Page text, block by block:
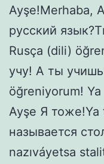
Ayşe!Merhaba,
русский
Rusça (dili)
учу! А ты
öğreniyorum!
Ayşe Я
называется
nazıváyetsa